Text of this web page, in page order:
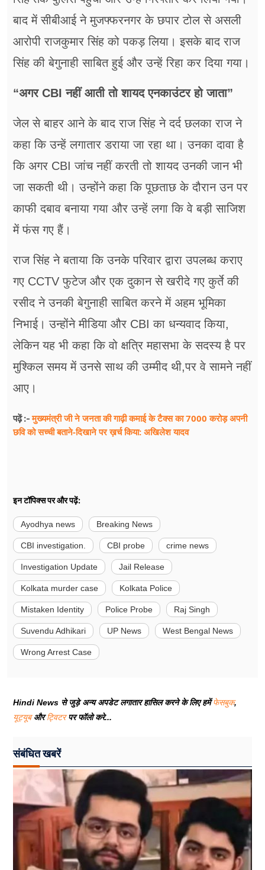
बाद में सीबीआई ने मुजफ्फरनगर के छपार टोल से असली
आरोपी राजकुमार सिंह को पकड़ लिया। इसके बाद राज
सिंह की बेगुनाही साबित हुई और उन्हें रिहा कर दिया गया।
“अगर CBI नहीं आती तो शायद एनकाउंटर हो जाता”
जेल से बाहर आने के बाद राज सिंह ने दर्द छलका राज ने
कहा कि उन्हें लगातार डराया जा रहा था। उनका दावा है
कि अगर CBI जांच नहीं करती तो शायद उनकी जान भी
जा सकती थी। उन्होंने कहा कि पूछताछ के दौरान उन पर
काफी दबाव बनाया गया और उन्हें लगा कि वे बड़ी साजिश
में फंस गए हैं।
राज सिंह ने बताया कि उनके परिवार द्वारा उपलब्ध कराए
गए CCTV फुटेज और एक दुकान से खरीदे गए कुर्ते की
रसीद ने उनकी बेगुनाही साबित करने में अहम भूमिका
निभाई। उन्होंने मीडिया और CBI का धन्यवाद किया,
लेकिन यह भी कहा कि वो क्षत्रि महासभा के सदस्य है पर
मुश्किल समय में उनसे साथ की उम्मीद थी,पर वे सामने नहीं
आए।
पढ़ें :-मुख्यमंत्री जी ने जनता की गाढ़ी कमाई के टैक्स का 7000 करोड़ अपनी
छवि को सच्ची बताने-दिखाने पर ख़र्च किया: अखिलेश यादव
इन टॉपिक्स पर और पढ़ें:
Ayodhya news Breaking News
CBI investigation. CBI probe crime news
Investigation Update Jail Release
Kolkata murder case Kolkata Police
Mistaken Identity Police Probe Raj Singh
Suvendu Adhikari UP News West Bengal News
Wrong Arrest Case
Hindi News से जुड़े अन्य अपडेट लगातार हासिल करने के लिए हमेंफेसबुक,
यूट्यूबऔरट्विटरपर फॉलो करे...
संबंधित खबरें